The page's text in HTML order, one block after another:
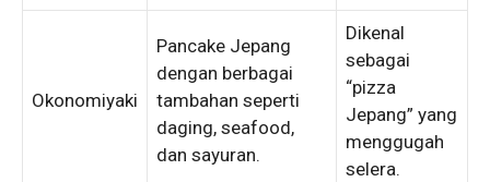
Okonomiyaki
Pancake Jepang
dengan berbagai
tambahan seperti
daging, seafood,
dan sayuran.
Dikenal
sebagai
“pizza
Jepang” yang
menggugah
selera.